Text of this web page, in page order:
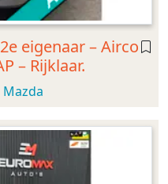
eigenaar – Airco
– Rijklaar.
Mazda